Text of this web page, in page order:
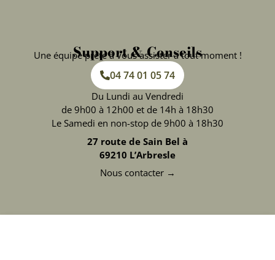
Support & Conseils
Une équipe prête à vous assister à tout moment !
04 74 01 05 74
Du Lundi au Vendredi
de 9h00 à 12h00 et de 14h à 18h30
Le Samedi en non-stop de 9h00 à 18h30
27 route de Sain Bel à
69210 L’Arbresle
Nous contacter →